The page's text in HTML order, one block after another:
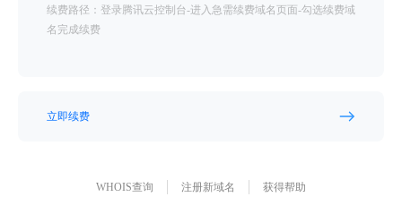
续费路径：登录腾讯云控制台-进入急需续费域名页面-勾选续费域
名完成续费
立即续费
WHOIS查询 注册新域名 获得帮助